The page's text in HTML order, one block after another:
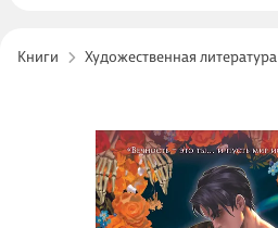
Книги Художественная литература